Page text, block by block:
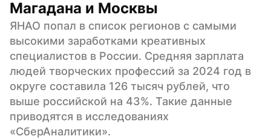
Магадана и Москвы
ЯНАО попал в список регионов с самыми
высокими заработками креативных
специалистов в России. Средняя зарплата
людей творческих профессий за 2024 год в
округе составила 126 тысяч рублей, что
выше российской на 43%. Такие данные
приводятся в исследованиях
«СберАналитики».